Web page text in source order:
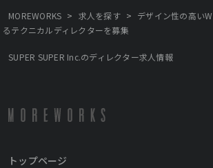
MOREWORKS > 求人を探す > デザイン性の高い
るテクニカルディレクターを募集
SUPER SUPER Inc.のディレクター求人情報
トップページ